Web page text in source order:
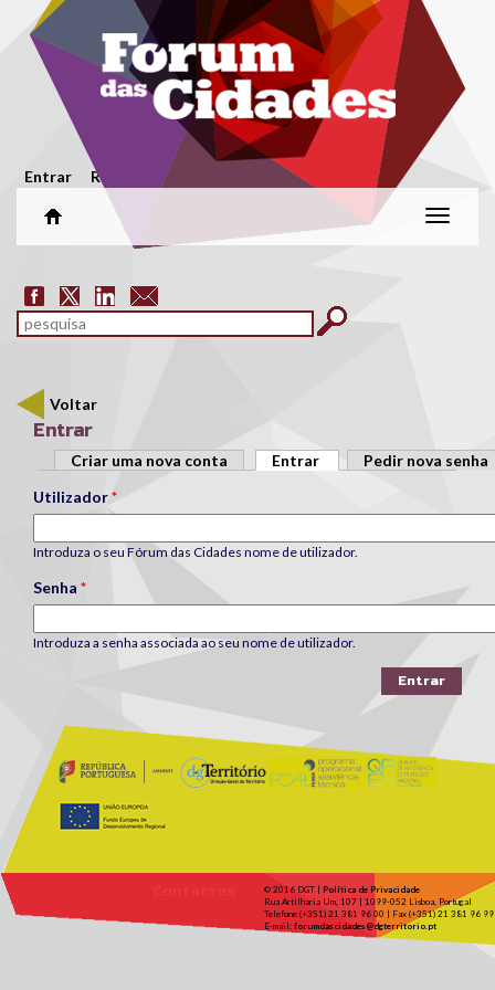
Passar para o conteúdo principal
Menu secundário
Entrar Registar
Alterar
Formulário de pesquisa
pesquisar
Voltar
Entrar
Separadores primários
Criar uma nova conta Entrar (separador ativo)
Pedir nova senha
Utilizador*
Introduza o seu Fórum das Cidades nome de utilizador.
Senha *
Introduza a senha associada ao seu nome de utilizador.
© 2016 DGT | Política de Privacidade
Rua Artilharia Um, 107 | 1099-052 Lisboa, Portugal
Telefone (+351) 21 381 96 00 | Fax (+351) 21 381 96 99
E-mail: forumdascidades@dgterritorio.pt